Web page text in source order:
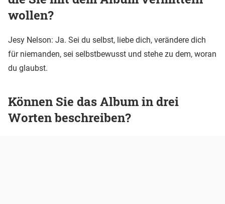
wollen?
Jesy Nelson: Ja. Sei du selbst, liebe dich, verändere dich
für niemanden, sei selbstbewusst und stehe zu dem, woran
du glaubst.
Können Sie das Album in drei
Worten beschreiben?